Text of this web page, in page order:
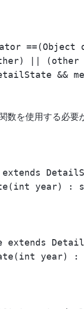
||
&&
数を使用する必要
year) :
year) :